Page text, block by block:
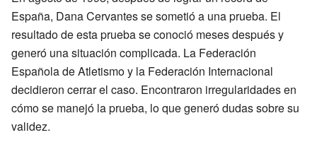
España, Dana Cervantes se sometió a una prueba. El
resultado de esta prueba se conoció meses después y
generó una situación complicada. La Federación
Española de Atletismo y la Federación Internacional
decidieron cerrar el caso. Encontraron irregularidades en
cómo se manejó la prueba, lo que generó dudas sobre su
validez.